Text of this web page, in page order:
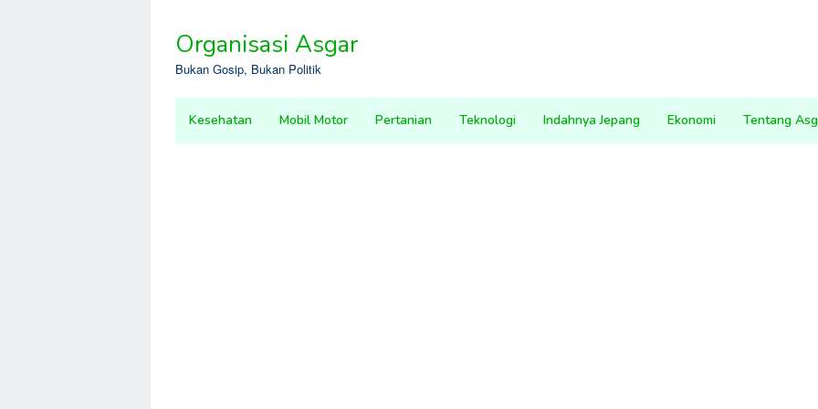
contentOrganisasi Asgar
Bukan Gosip, Bukan Politik
Kesehatan Mobil Motor Pertanian Teknologi Indahnya Jepang Ekonomi Tentang